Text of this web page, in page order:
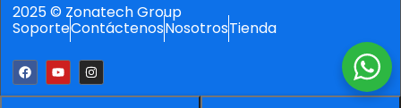
2025 © Zonatech Group
SoporteContáctenosNosotrosTienda